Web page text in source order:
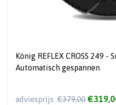
König REFLEX CROSS 249
Automatisch gespannen
adviesprijs €379,00